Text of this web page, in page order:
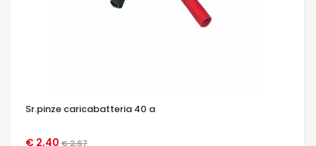
Sr.pinze caricabatteria 40 a
€ 2,40 € 2,67